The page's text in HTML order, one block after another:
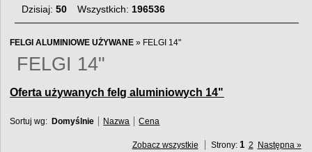
Dzisiaj: 50 Wszystkich: 196536
FELGI 14"
FELGI ALUMINIOWE UŻYWANE » FELGI 14"
Oferta używanych felg aluminiowych 14"
Sortuj wg: Domyślnie Nazwa Cena
Zobacz wszystkie Strony: 1 2 Następna »